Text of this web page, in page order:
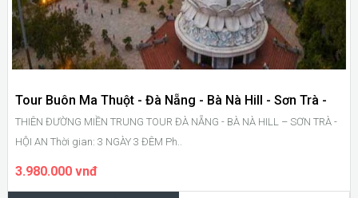
Tour Buôn Ma Thuột - Đà Nẵng - Bà Nà Hill - Sơn Trà -
Hội An
THIÊN ĐƯỜNG MIỀN TRUNG TOUR ĐÀ NẴNG - BÀ NÀ HILL – SƠN TRÀ -
HỘI AN Thời gian: 3 NGÀY 3 ĐÊM Ph..
3.980.000 vnđ